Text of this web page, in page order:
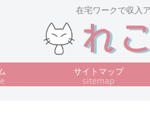
在宅ワークで収入
サイトマップ
sitemap